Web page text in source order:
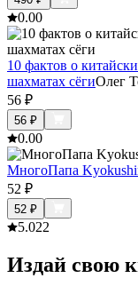
0.00
10 фактов о
шахматах сёгиОлег
56 ₽
56 ₽
0.00
МногоПапа
52 ₽
52 ₽
5.022
Издай свою